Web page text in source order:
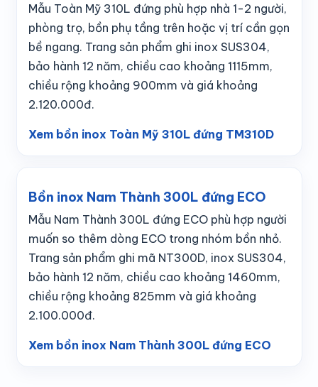
Mẫu Toàn Mỹ 310L đứng phù hợp nhà 1-2 người,
phòng trọ, bồn phụ tầng trên hoặc vị trí cần gọn
bề ngang. Trang sản phẩm ghi inox SUS304,
bảo hành 12 năm, chiều cao khoảng 1115mm,
chiều rộng khoảng 900mm và giá khoảng
2.120.000đ.
Xem bồn inox Toàn Mỹ 310L đứng TM310D
Bồn inox Nam Thành 300L đứng ECO
Mẫu Nam Thành 300L đứng ECO phù hợp người
muốn so thêm dòng ECO trong nhóm bồn nhỏ.
Trang sản phẩm ghi mã NT300D, inox SUS304,
bảo hành 12 năm, chiều cao khoảng 1460mm,
chiều rộng khoảng 825mm và giá khoảng
2.100.000đ.
Xem bồn inox Nam Thành 300L đứng ECO